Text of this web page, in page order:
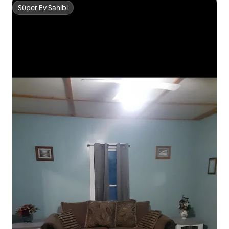
Süper Ev Sahibi
Süper Ev Sahibi